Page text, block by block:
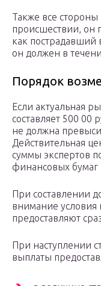
Также все
происшествии, он
как пострадавший
он должен в
Порядок
Если актуальная
составляет 500 00
не должна
Действительная
суммы экспертов
финансовых бумаг
При составлении
внимание условия
предоставляют
При наступлении
выплаты